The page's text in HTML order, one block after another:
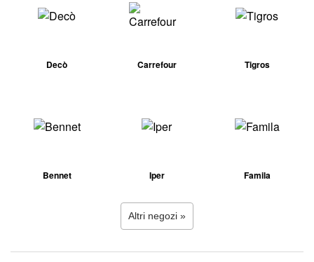
Decò Carrefour Tigros
Bennet Iper Famila
Altri negozi »